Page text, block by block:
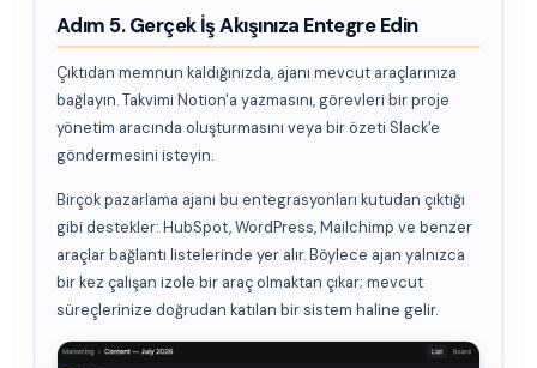
Adım 5. Gerçek İş Akışınıza Entegre Edin
Çıktıdan memnun kaldığınızda, ajanı mevcut araçlarınıza
bağlayın. Takvimi Notion'a yazmasını, görevleri bir proje
yönetim aracında oluşturmasını veya bir özeti Slack'e
göndermesini isteyin.
Birçok pazarlama ajanı bu entegrasyonları kutudan çıktığı
gibi destekler: HubSpot, WordPress, Mailchimp ve benzer
araçlar bağlantı listelerinde yer alır. Böylece ajan yalnızca
bir kez çalışan izole bir araç olmaktan çıkar; mevcut
süreçlerinize doğrudan katılan bir sistem haline gelir.